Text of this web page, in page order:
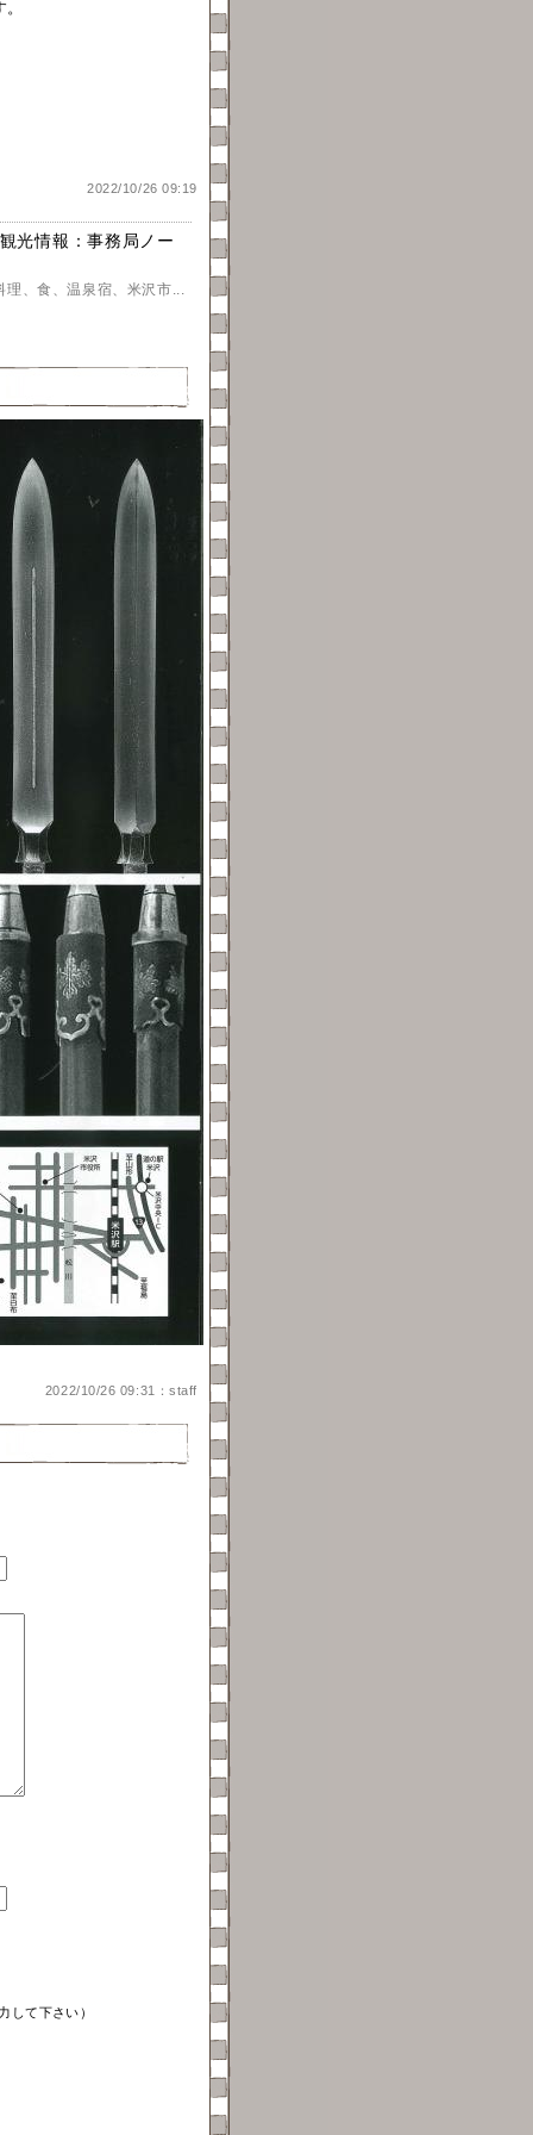
2022/10/26 09:19
光情報：事務局ノー
理、食、温泉宿、米沢市...
2022/10/26 09:31：staff
して下さい）